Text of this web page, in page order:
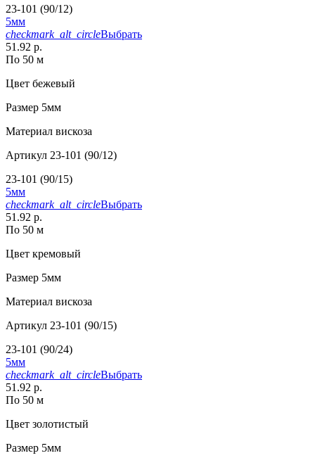
23-101 (90/12)
5мм
checkmark_alt_circleВыбрать
51.92 р.
По 50 м
Цвет бежевый
Размер 5мм
Материал вискоза
Артикул 23-101 (90/12)
23-101 (90/15)
5мм
checkmark_alt_circleВыбрать
51.92 р.
По 50 м
Цвет кремовый
Размер 5мм
Материал вискоза
Артикул 23-101 (90/15)
23-101 (90/24)
5мм
checkmark_alt_circleВыбрать
51.92 р.
По 50 м
Цвет золотистый
Размер 5мм